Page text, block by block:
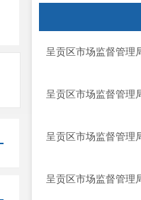
呈贡区市场监督管理
呈贡区市场监督管理
呈贡区市场监督管理
呈贡区市场监督管理